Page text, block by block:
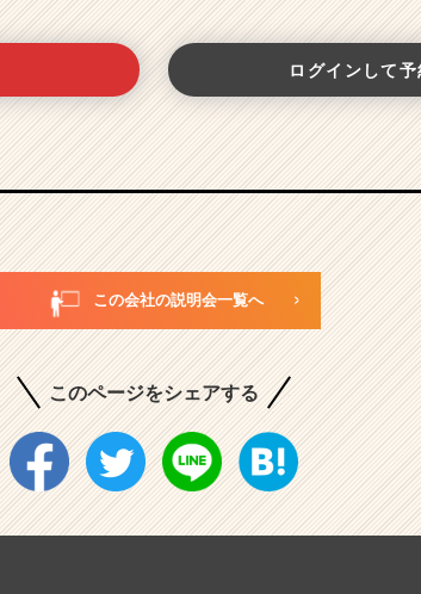
ログインして
この会社の説明会一覧へ
このページをシェアする